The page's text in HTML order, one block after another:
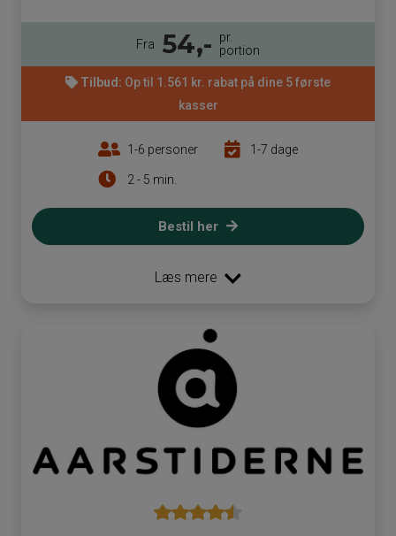
Fra 54,-
pr.
portion
Tilbud: Op til 1.561 kr. rabat på dine 5 første
kasser
1-6 personer
2 - 5 min.
1-7 dage
Bestil her
Læs mere